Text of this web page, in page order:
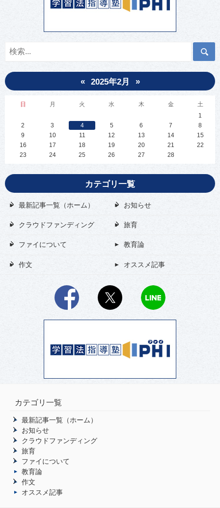
« 2025年2月 »
日 月 火 水 木 金
土
1
2
3 4 5 6 7
8
9
10 11 12 13 14
15
16
17 18 19 20 21
22
23
24 25 26 27 28
カテゴリ一覧
最新記事一覧（ホーム） お知らせ
クラウドファンディング 旅育
ファイについて 教育論
作文 オススメ記事
Facebook
カテゴリ一覧
最新記事一覧（ホーム）
お知らせ
クラウドファンディング
旅育
ファイについて
教育論
作文
オススメ記事